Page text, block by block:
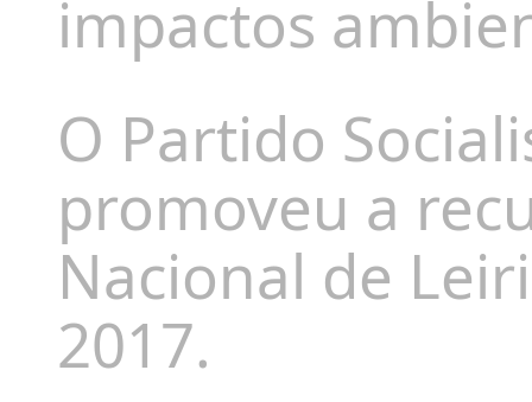
impactos
O Partido
promoveu a
Nacional de
2017.